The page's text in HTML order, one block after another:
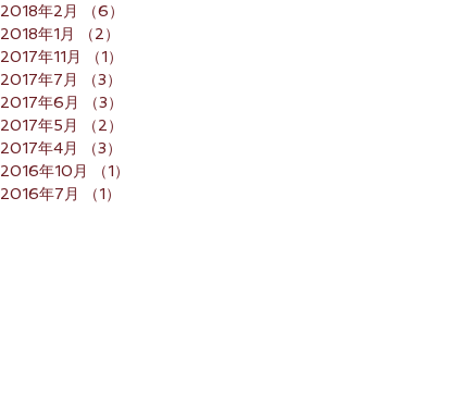
2018年2月
（6）
2018年1月
（2）
2017年11月
（1）
2017年7月
（3）
2017年6月
（3）
2017年5月
（2）
2017年4月
（3）
2016年10月
（1）
2016年7月
（1）